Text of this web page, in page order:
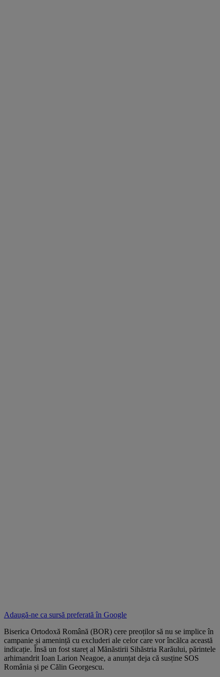
Adaugă-ne ca sursă preferată în Google
Biserica Ortodoxă Română (BOR) cere preoților să nu se implice în
campanie și amenință cu excluderi ale celor care vor încălca această
indicație. Însă un fost stareț al Mănăstirii Sihăstria Rarăului, părintele
arhimandrit Ioan Larion Neagoe, a anunțat deja că susține SOS
România și pe Călin Georgescu.